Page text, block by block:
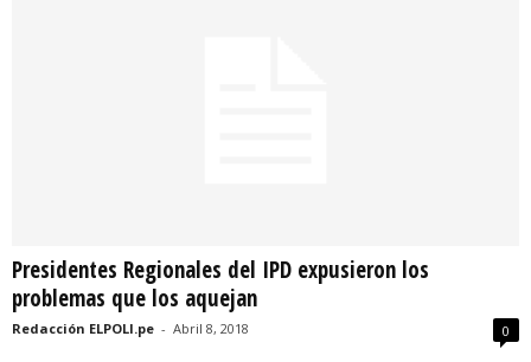
Presidentes Regionales del IPD expusieron los
problemas que los aquejan
Redacción ELPOLI.pe - Abril 8, 2018 0